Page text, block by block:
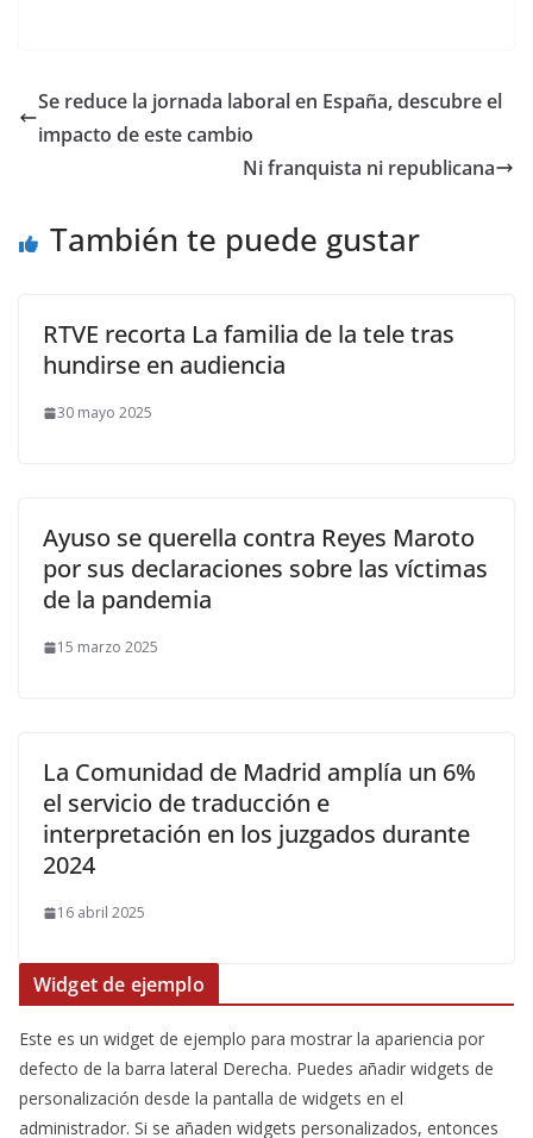
Se reduce la jornada laboral en España, descubre el
impacto de este cambio
Ni franquista ni republicana
También te puede gustar
RTVE recorta La familia de la tele tras
hundirse en audiencia
30 mayo 2025
Ayuso se querella contra Reyes Maroto
por sus declaraciones sobre las víctimas
de la pandemia
15 marzo 2025
La Comunidad de Madrid amplía un 6%
el servicio de traducción e
interpretación en los juzgados durante
2024
16 abril 2025
Widget de ejemplo
Este es un widget de ejemplo para mostrar la apariencia por
defecto de la barra lateral Derecha. Puedes añadir widgets de
personalización desde la pantalla de widgets en el
administrador. Si se añaden widgets personalizados, entonces